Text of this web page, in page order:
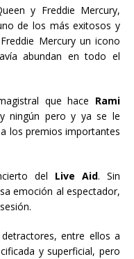
y Freddie Mercury,
de los más exitosos y
Mercury un icono
abundan en todo el
que hace Rami
ningún pero y ya se le
los premios importantes
del Live Aid. Sin
emoción al espectador,
entre ellos a
y superficial, pero